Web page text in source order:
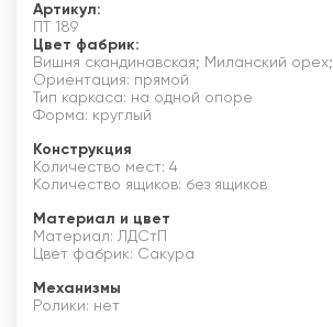
Артикул:
ПТ 189
Цвет фабрик:
Вишня скандинавская; Миланский орех;
Ориентация: прямой
Тип каркаса: на одной опоре
Форма: круглый
Конструкция
Количество мест: 4
Количество ящиков: без ящиков
Материал и цвет
Материал: ЛДСтП
Цвет фабрик: Сакура
Механизмы
Ролики: нет